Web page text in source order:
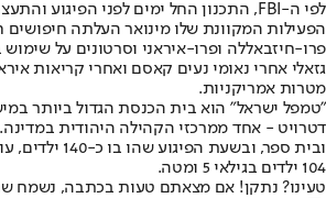
הפעילות המקוונת שלו מינואר העלתה חיפושים
פרו-חיזבאללה ופרו-איראני וסרטונים על
גזאלי אחרי נאומי נעים קאסם ואחרי קריאות
מטרות אמריקניות.
״טמפל ישראל״ הוא בית הכנסת הגדול ביותר
דטרויט - אחד ממרכזי הקהילה היהודית
ובית ספר, ובשעת
104 ילדים בגילאי 5 ומטה.
טעינו? נתקן! אם מצאתם טעות בכתבה, נשמח